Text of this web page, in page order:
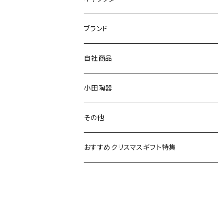
マグ＆カップ
プレート
ボウル
ガラスウェア
カトラリー
ムーミン
80th記念アイテム
リトルミイの日記念アイテム
MOOMIN ANIMATION
スヌーピー
ピーターラビット
ポケットモンスター
ブランド
LA AMYS(エミーズ)
LISA LARSON(リサラーソン)
LAURA ASHLEY(ローラ アシュレイ)
Finlayson(フィンレイソン)
自社商品
ねこ企画
Cecera(セセラ)
CELEC(セレック)
小田陶器
さざなみ
吉祥
その他
リサイクル食器
おすすめクリスマスギフト特集